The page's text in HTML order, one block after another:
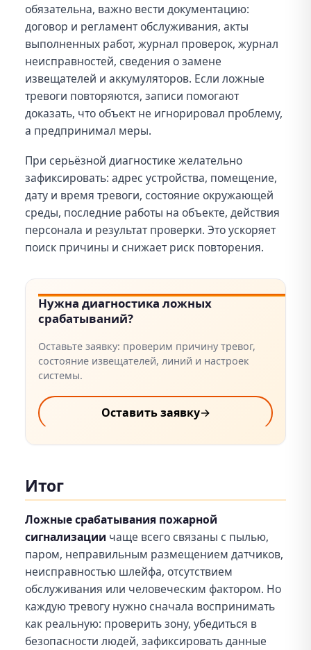
обязательна, важно вести документацию:
договор и регламент обслуживания, акты
выполненных работ, журнал проверок, журнал
неисправностей, сведения о замене
извещателей и аккумуляторов. Если ложные
тревоги повторяются, записи помогают
доказать, что объект не игнорировал проблему,
а предпринимал меры.
При серьёзной диагностике желательно
зафиксировать: адрес устройства, помещение,
дату и время тревоги, состояние окружающей
среды, последние работы на объекте, действия
персонала и результат проверки. Это ускоряет
поиск причины и снижает риск повторения.
Нужна диагностика ложных
срабатываний?
Оставьте заявку: проверим причину тревог,
состояние извещателей, линий и настроек
системы.
Оставить заявку→
Итог
Ложные срабатывания пожарной
сигнализации чаще всего связаны с пылью,
паром, неправильным размещением датчиков,
неисправностью шлейфа, отсутствием
обслуживания или человеческим фактором. Но
каждую тревогу нужно сначала воспринимать
как реальную: проверить зону, убедиться в
безопасности людей, зафиксировать данные